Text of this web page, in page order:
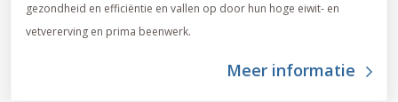
gezondheid en efficiëntie en vallen op door hun hoge eiwit- en
vetvererving en prima beenwerk.
Meer informatie